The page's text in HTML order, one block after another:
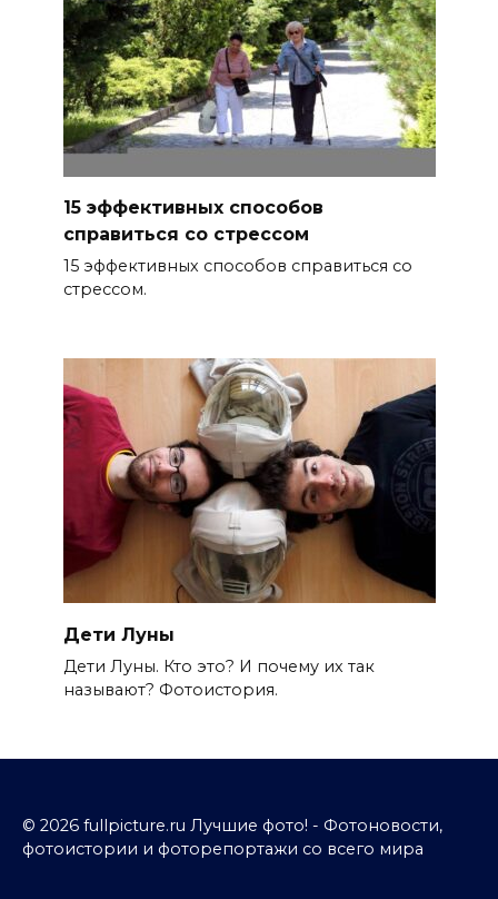
15 эффективных способов
справиться со стрессом
15 эффективных способов справиться со
стрессом.
Дети Луны
Дети Луны. Кто это? И почему их так
называют? Фотоистория.
© 2026 fullpicture.ru Лучшие фото! - Фотоновости,
фотоистории и фоторепортажи со всего мира